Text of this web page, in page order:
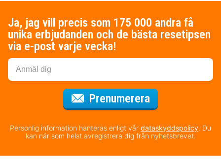
Ja, jag vill precis som 175 000 andra få
unika erbjudanden och de bästa resetipsen
via e-post varje vecka!
Prenumerera
Personlig information hanteras enligt vår dataskyddspolicy. Du
kan när som helst avregistrera dig från nyhetsbrevet.